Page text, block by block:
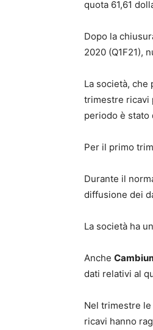
quota 61,61
Dopo la
2020 (Q1F21),
La società,
trimestre ricavi
periodo è stato
Per il primo
Durante il
diffusione dei
La società ha
Anche
dati relativi al
Nel trimestre le
ricavi hanno